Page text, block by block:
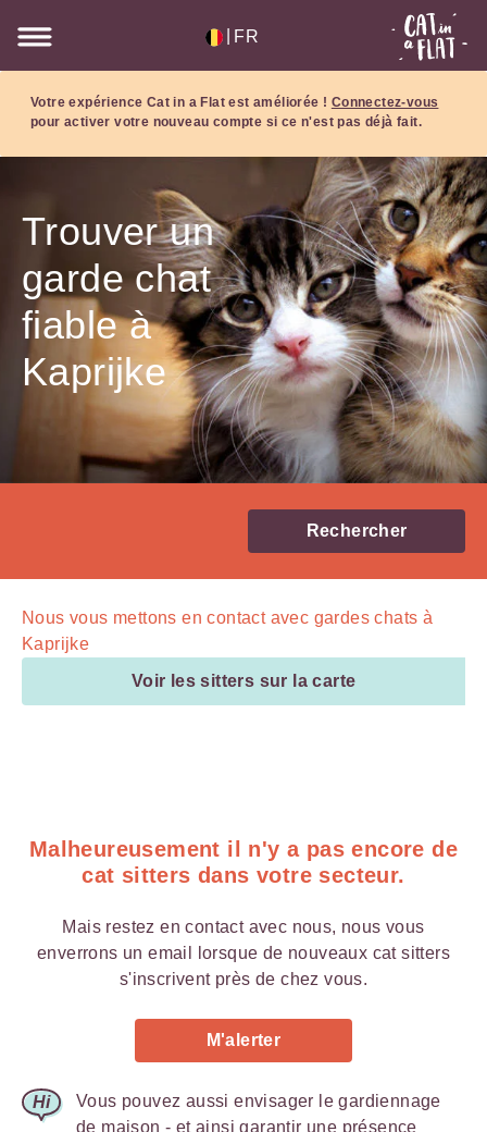
FR
Votre expérience Cat in a Flat est améliorée ! Connectez-vous
pour activer votre nouveau compte si ce n'est pas déjà fait.
Trouver un
garde chat
fiable à
Kaprijke
Rechercher
Nous vous mettons en contact avec gardes chats à
Kaprijke
Voir les sitters sur la carte
Malheureusement il n'y a pas encore de
cat sitters dans votre secteur.
Mais restez en contact avec nous, nous vous
enverrons un email lorsque de nouveaux cat sitters
s'inscrivent près de chez vous.
M'alerter
Vous pouvez aussi envisager le gardiennage
de maison - et ainsi garantir une présence